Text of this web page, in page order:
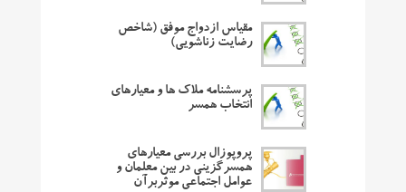
مقیاس ازدواج موفق (شاخص
رضایت زناشویی)
پرسشنامه ملاک ها و معیارهای
انتخاب همسر
پروپوزال بررسی معیارهای
همسرگزینی در بین معلمان و
عوامل اجتماعی موثربرآن